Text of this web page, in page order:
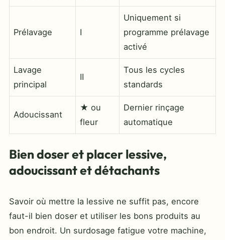
Prélavage I
Uniquement si
programme prélavage
activé
Lavage
principal
II
Tous les cycles
standards
Adoucissant
★ ou
fleur
Dernier rinçage
automatique
Bien doser et placer lessive,
adoucissant et détachants
Savoir où mettre la lessive ne suffit pas, encore
faut-il bien doser et utiliser les bons produits au
bon endroit. Un surdosage fatigue votre machine,